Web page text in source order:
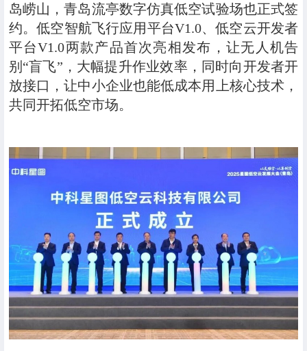
岛崂山，青岛流亭数字仿真低空试验场也正式签
约。低空智航飞行应用平台V1.0、低空云开发者
平台V1.0两款产品首次亮相发布，让无人机告
别“盲飞”，大幅提升作业效率，同时向开发者开
放接口，让中小企业也能低成本用上核心技术，
共同开拓低空市场。